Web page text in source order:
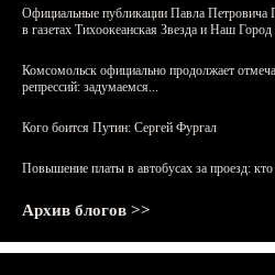
Официальные публикации Павла Петровича
в газетах Тихоокеанская Звезда и Наш
Комсомольск официально продолжает
репрессий: задумаемся...
Кого боится Путин: Сергей Фургал
Повышение платы в автобусах за проезд: кто
Архив блогов >>